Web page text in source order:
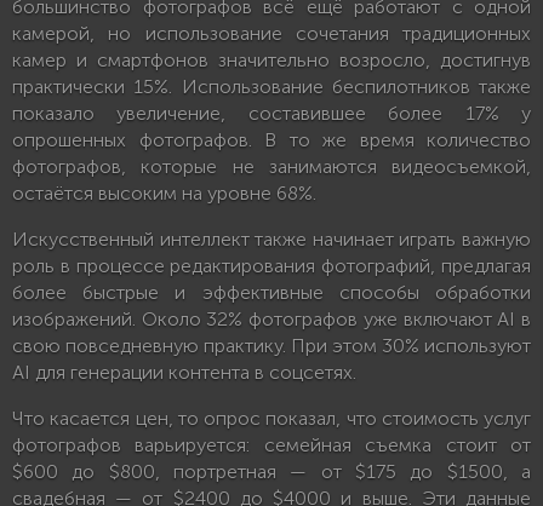
большинство фотографов всё ещё работают с одной
камерой, но использование сочетания традиционных
камер и смартфонов значительно возросло, достигнув
практически 15%. Использование беспилотников также
показало увеличение, составившее более 17% у
опрошенных фотографов. В то же время количество
фотографов, которые не занимаются видеосъемкой,
остаётся высоким на уровне 68%.
Искусственный интеллект также начинает играть важную
роль в процессе редактирования фотографий, предлагая
более быстрые и эффективные способы обработки
изображений. Около 32% фотографов уже включают AI в
свою повседневную практику. При этом 30% используют
AI для генерации контента в соцсетях.
Что касается цен, то опрос показал, что стоимость услуг
фотографов варьируется: семейная съемка стоит от
$600 до $800, портретная — от $175 до $1500, а
свадебная — от $2400 до $4000 и выше. Эти данные